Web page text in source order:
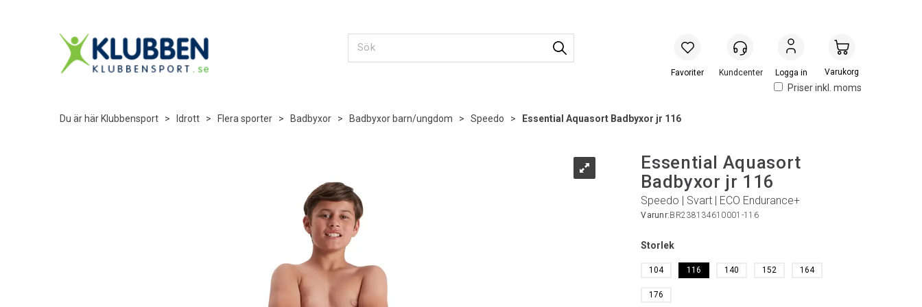
Priser inkl. moms
Logga in Handlevogn
Du är här Klubbensport > Idrott > Flera sporter > Badbyxor > Badbyxor barn/ungdom > Speedo > Essential Aquasort Badbyxor jr 116
Essential Aquasort
Badbyxor jr 116
Speedo | Svart | ECO Endurance+
Varunr:BR238134610001-116
Storlek
104 116 140 152 164
176